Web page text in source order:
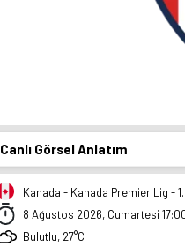
Canlı Görsel Anlatım
Kanada - Kanada Premier Lig -
8 Ağustos 2026, Cumartesi
Bulutlu, 27°C